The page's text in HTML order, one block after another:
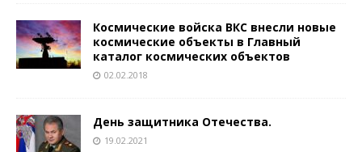
Космические войска ВКС внесли новые
космические объекты в Главный
каталог космических объектов
02.02.2018
День защитника Отечества.
19.02.2021